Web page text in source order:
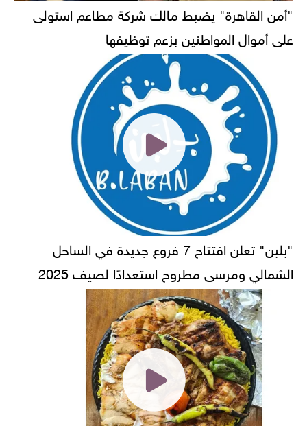
"أمن القاهرة" يضبط مالك شركة مطاعم استولى
على أموال المواطنين بزعم توظيفها
"بلبن" تعلن افتتاح 7 فروع جديدة في الساحل
الشمالي ومرسى مطروح استعدادًا لصيف 2025